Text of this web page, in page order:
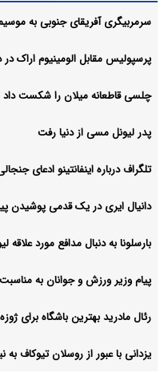
سرمربیگری آفریقای جنوبی به
پرسپولیس مقابل الومینیوم اراک
چلسی قاطعانه میلان را شکست داد
پدر لیونل مسی از دنیا رفت
تلگراف درباره اینفانتینو ادعای
دانیال ایری در یک قدمی پوشیدن
بارسلونا به دنبال مدافع مورد
پیام وزیر ورزش و جوانان به مناسبت
رئال مادرید بهترین باشگاه برای
یزدانی با عبور از روسلان تیوکاف